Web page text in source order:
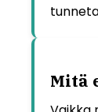
Mitä